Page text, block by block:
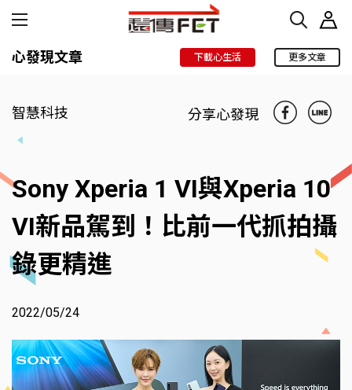
心發現文章 下載心生活 更多文章
智慧科技 分享心發現
Sony Xperia 1 VI與Xperia 10
VI新品駕到！比前一代抓拍攝
錄更精進
2022/05/24